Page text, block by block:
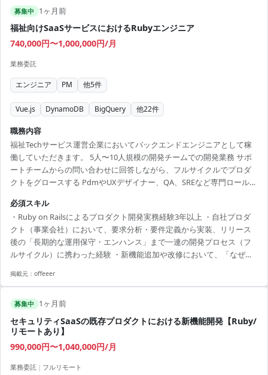
募集中 1ヶ月前
福祉向けSaaSサービスにおけるRubyエンジニア
740,000円〜1,000,000円/月
業務委託
エンジニア PM 他5件
Vue.js DynamoDB BigQuery 他22件
職務内容
福祉Techサービス運営企業においてバックエンドエンジニアとして稼
働していただきます。 5人〜10人規模の開発チームでの開発業務 サポ
ートチームからの問い合わせに回答しながら、フルサイクルでプロダ
クトをグロースする PdmやUXデザイナー、QA、SREなど専門ロールの
実施 福祉のドメイン知識について研修・勉強会を実施 プロダクトの保
守性を高める取り組みを継続的に実施 企画ごとのPDCA型検証およびデ
ータ分析 求める人物像： ・単に仕様書通りに動くのではなく、「プロ
ダクトや事業をこうしていきたい」という追加機能の提案などを自発
的に行える方。 ・チームの仲間をリ...
必須スキル
・Ruby on Railsによるプロダクト開発実務経験3年以上 ・自社プロダ
クト（事業会社）において、要求分析・要件定義から実装、リリース
後の「長期的な運用保守・エンハンス」まで一連の開発プロセス（フ
ルサイクル）に携わった経験 ・新機能追加や改修において、「なぜそ
への落とし込みを主導した経験（テックリード、シニア、PM等の経
ロセス面でチーム組織自体の改善や牽引（リード）に携わった経験 ・5
人〜10人規模の開発チームでの開発業務経験（※今回は見極めが非常
に厳しいため、「数ヶ月単位の短期案件メインの方」は...
掲載元： offeeer
募集中 1ヶ月前
セキュリティSaaSの既存プロダクトにおける新機能開発【Ruby/
リモートあり】
990,000円〜1,040,000円/月
業務委託 | フルリモート